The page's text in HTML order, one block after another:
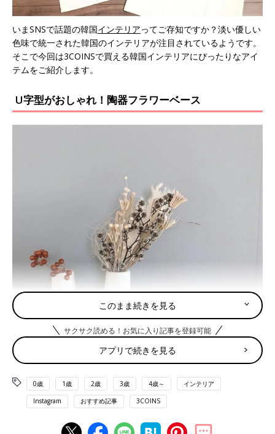
いまSNSで話題の韓国インテリアってご存知ですか？淡い優しい
色味で統一された韓国のインテリアが注目されているようです。
そこで今回は3COINSで買える韓国インテリアにぴったりなアイ
テムをご紹介します。
U字型がおしゃれ！陶器フラワーベース
出典：Instagramアカウント「_.rgy___」
_.rgy___さんが購入したのはU字型の陶器フラワーベース。プチプ
が個性的でおしゃれですね。
このまま続きを見る
サクサク読める！お気に入り記事を登録可能
アプリで続きを見る
0歳 1歳 2歳 3歳 4歳～ インテリア
Instagram おすすめ記事 3COINS